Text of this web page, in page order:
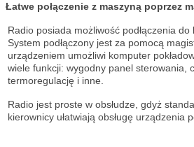
Łatwe połączenie z maszyną poprzez
Radio posiada możliwość podłączenia do
System podłączony jest za pomocą
urządzeniem umożliwi komputer
wiele funkcji: wygodny panel sterowania,
termoregulację i inne.
Radio jest proste w obsłudze, gdyż
kierownicy ułatwiają obsługę urządzenia